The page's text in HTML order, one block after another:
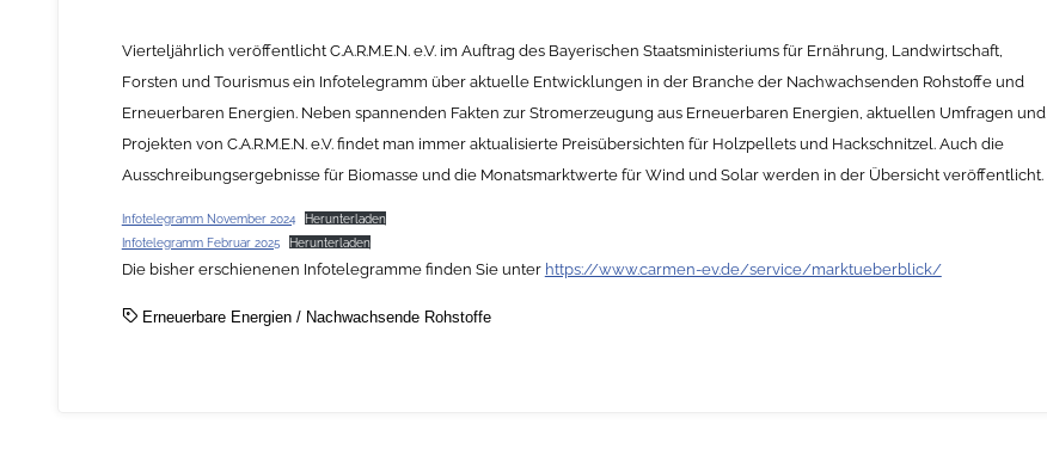
Vierteljährlich veröffentlicht C.A.R.M.E.N. e.V. im Auftrag des Bayerischen Staatsministeriums für Ernährung, Landwirtschaft,
Forsten und Tourismus ein Infotelegramm über aktuelle Entwicklungen in der Branche der Nachwachsenden Rohstoffe und
Erneuerbaren Energien. Neben spannenden Fakten zur Stromerzeugung aus Erneuerbaren Energien, aktuellen Umfragen und
Projekten von C.A.R.M.E.N. e.V. findet man immer aktualisierte Preisübersichten für Holzpellets und Hackschnitzel. Auch die
Ausschreibungsergebnisse für Biomasse und die Monatsmarktwerte für Wind und Solar werden in der Übersicht veröffentlicht.
Infotelegramm November 2024
Herunterladen
Infotelegramm Februar 2025
Herunterladen
Die bisher erschienenen Infotelegramme finden Sie unter https://www.carmen-ev.de/service/marktueberblick/
Erneuerbare Energien/ Nachwachsende Rohstoffe